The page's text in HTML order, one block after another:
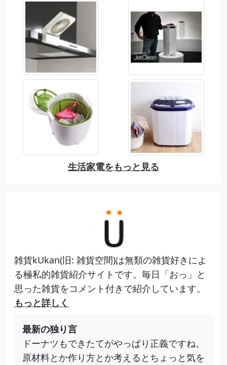
生活家電をもっと見る
雑貨kUkan(旧: 雑貨空間)は無類の雑貨好きによ
る極私的雑貨紹介サイトです。毎日「おっ」と
思った雑貨をコメント付きで紹介しています。
もっと詳しく
最新の独り言
ドーナツもできたてがやっぱり正義ですね。
原材料とか作り方とか考えるとちょっと気を